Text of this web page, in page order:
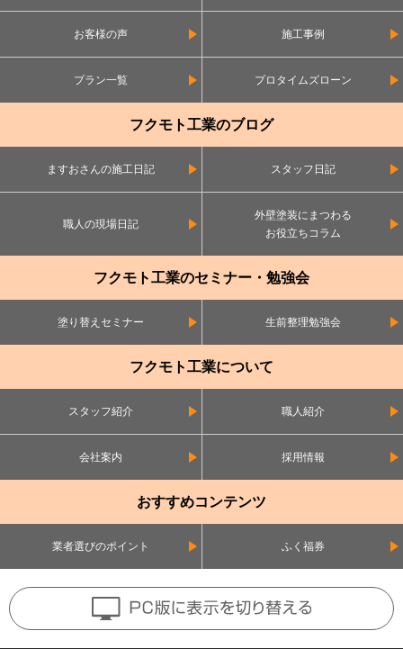
お客様の声 施工事例
プラン一覧 プロタイムズローン
フクモト工業のブログ
ますおさんの施工日記 スタッフ日記
職人の現場日記
外壁塗装にまつわる
お役立ちコラム
フクモト工業のセミナー・勉強会
塗り替えセミナー 生前整理勉強会
フクモト工業について
スタッフ紹介 職人紹介
会社案内 採用情報
おすすめコンテンツ
業者選びのポイント ふく福券